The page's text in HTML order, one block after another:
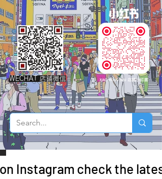
WECHAT 店鋪微信
Instagram check the